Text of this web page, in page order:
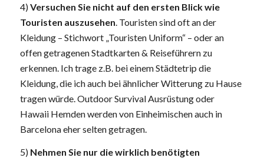
4)Versuchen Sie nicht auf den ersten Blick wie
Touristen auszusehen . Touristen sind oft an der
Kleidung – Stichwort „Touristen Uniform“ – oder an
offen getragenen Stadtkarten & Reiseführern zu
erkennen. Ich trage z.B. bei einem Städtetrip die
Kleidung, die ich auch bei ähnlicher Witterung zu Hause
tragen würde. Outdoor Survival Ausrüstung oder
Hawaii Hemden werden von Einheimischen auch in
Barcelona eher selten getragen.
5) Nehmen Sie nur die wirklich benötigten